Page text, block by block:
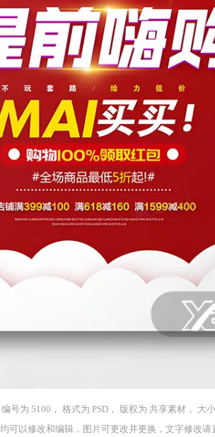
号为 5100， 格式为 PSD， 版权为 共享素材， 大
可以修改和编辑，图片可更改并更换，文字修改